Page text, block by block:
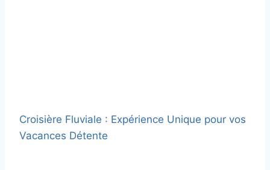
Croisière Fluviale : Expérience Unique pour vos
Vacances Détente